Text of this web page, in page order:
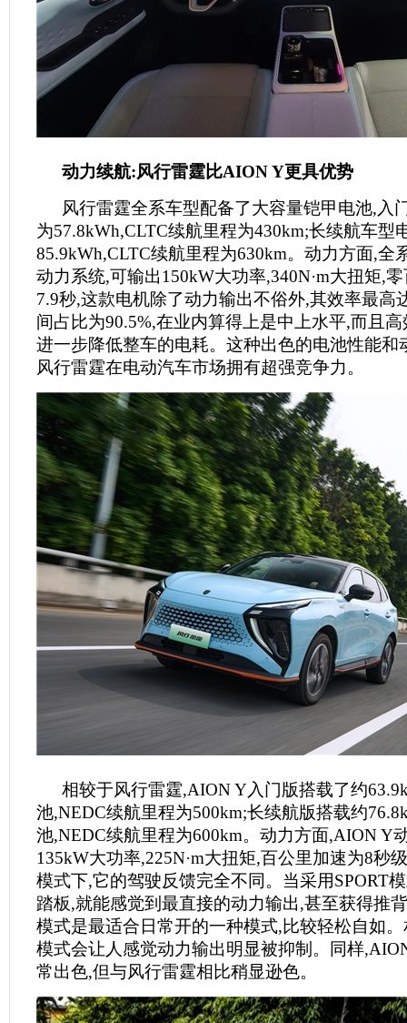
动力续航:风行雷霆比AION Y更具优势
风行雷霆全系车型配备了大容量铠甲电池,入
为57.8kWh,CLTC续航里程为430km;长续航车型
85.9kWh,CLTC续航里程为630km。动力方面,全
动力系统,可输出150kW大功率,340N·m大扭矩,
7.9秒,这款电机除了动力输出不俗外,其效率最高
间占比为90.5%,在业内算得上是中上水平,而且
进一步降低整车的电耗。这种出色的电池性能和
风行雷霆在电动汽车市场拥有超强竞争力。
相较于风行雷霆,AION Y入门版搭载了约
池,NEDC续航里程为500km;长续航版搭载约
池,NEDC续航里程为600km。动力方面,AION Y
135kW大功率,225N·m大扭矩,百公里加速为8秒
模式下,它的驾驶反馈完全不同。当采用SPORT
踏板,就能感觉到最直接的动力输出,甚至获得推
模式是最适合日常开的一种模式,比较轻松自如
模式会让人感觉动力输出明显被抑制。同样
常出色,但与风行雷霆相比稍显逊色。